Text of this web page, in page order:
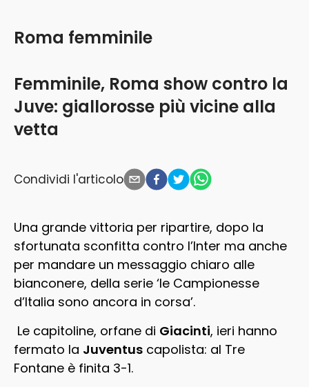
Femminile, Roma show contro la
Juve: giallorosse più vicine alla
vetta
Roma femminile
Condividi l'articolo
Una grande vittoria per ripartire, dopo la
sfortunata sconfitta contro l’Inter ma anche
per mandare un messaggio chiaro alle
bianconere, della serie ‘le Campionesse
d’Italia sono ancora in corsa’.
Le capitoline, orfane di Giacinti, ieri hanno
fermato la Juventus capolista: al Tre
Fontane è finita 3-1.